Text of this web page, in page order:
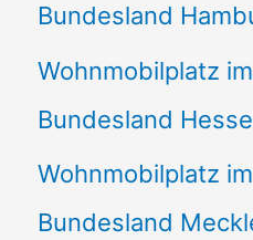
Bundesland
Wohnmobilplatz im
Bundesland
Wohnmobilplatz im
Bundesland